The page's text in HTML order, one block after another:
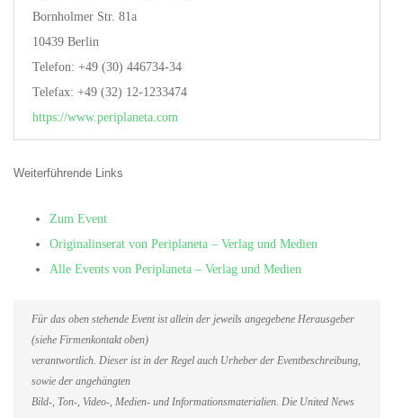
Bornholmer Str. 81a
10439 Berlin
Telefon: +49 (30) 446734-34
Telefax: +49 (32) 12-1233474
https://www.periplaneta.com
Weiterführende Links
Zum Event
Originalinserat von Periplaneta – Verlag und Medien
Alle Events von Periplaneta – Verlag und Medien
Für das oben stehende Event ist allein der jeweils angegebene Herausgeber
(siehe Firmenkontakt oben)
verantwortlich. Dieser ist in der Regel auch Urheber der Eventbeschreibung,
sowie der angehängten
Bild-, Ton-, Video-, Medien- und Informationsmaterialien. Die United News